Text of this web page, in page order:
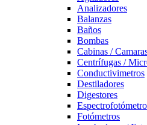
Analizadores
Balanzas
Baños
Bombas
Cabinas /
Centrífugas /
Conductivimetros
Destiladores
Digestores
Fotómetros